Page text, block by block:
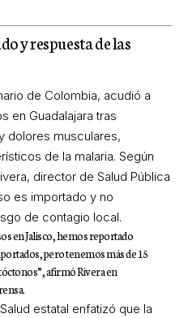
y respuesta de las
de Colombia, acudió a
en Guadalajara tras
dolores musculares,
de la malaria. Según
director de Salud Pública
es importado y no
de contagio local.
en Jalisco, hemos reportado
pero tenemos más de 15
afirmó Rivera en
estatal enfatizó que la